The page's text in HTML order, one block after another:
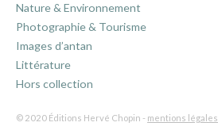
Nature & Environnement
Photographie & Tourisme
Images d’antan
Littérature
Hors collection
© 2020 Éditions Hervé Chopin - mentions légales